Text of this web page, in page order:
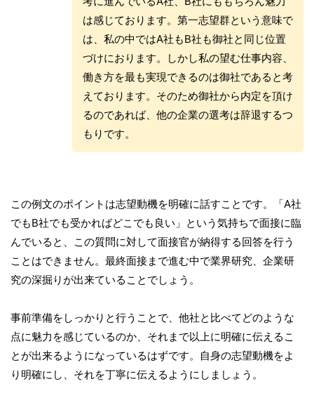
は感じております。第一志望群という意味で
は、私の中ではA社もB社も御社と同じ位置
づけにおります。しかし私の望む仕事内容、
働き方を最も実現できるのは御社であると考
えております。そのため御社から内定を頂け
るのであれば、他の企業の選考は辞退するつ
もりです。
この例文のポイントは志望動機を明確に話すことです。「A社
でもB社でも受かればどこでも良い」という気持ちで面接に臨
んでいると、この質問に対して面接官が納得する回答を行う
ことはできません。最終面接まで進む中で業界研究、企業研
究の深掘りが出来ていることでしょう。
事前準備をしっかりと行うことで、他社と比べてどのような
点に魅力を感じているのか、それまで以上に明確に伝えるこ
とが出来るようになっているはずです。自身の志望動機をよ
り明確にし、それを丁寧に伝えるようにしましょう。